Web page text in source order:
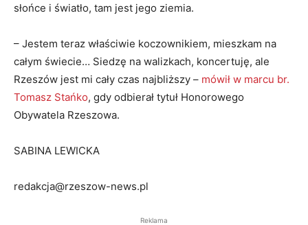
słońce i światło, tam jest jego ziemia.
– Jestem teraz właściwie koczownikiem, mieszkam na
całym świecie… Siedzę na walizkach, koncertuję, ale
Rzeszów jest mi cały czas najbliższy – mówił w marcu br.
Tomasz Stańko, gdy odbierał tytuł Honorowego
Obywatela Rzeszowa.
SABINA LEWICKA
redakcja@rzeszow-news.pl
Reklama